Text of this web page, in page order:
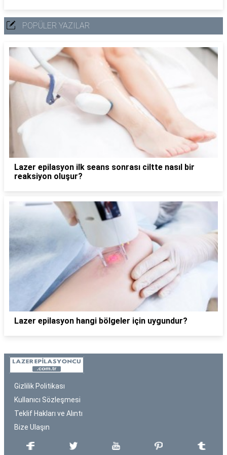
POPÜLER YAZILAR
Lazer epilasyon ilk seans sonrası ciltte nasıl bir
reaksiyon oluşur?
Lazer epilasyon hangi bölgeler için uygundur?
Gizlilik Politikası
Kullanıcı Sözleşmesi
Teklif Hakları ve Alıntı
Bize Ulaşın